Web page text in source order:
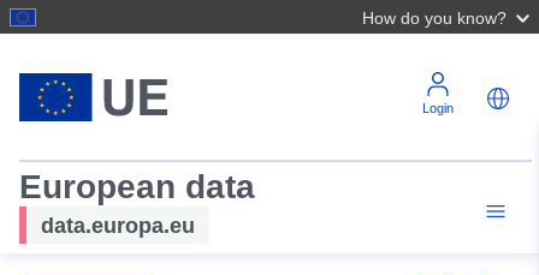
How do you know?
Login
European data
data.europa.eu